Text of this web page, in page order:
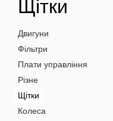
Щітки
Двигуни
Фільтри
Плати управління
Різне
Щітки
Колеса